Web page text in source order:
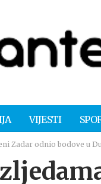
VIJESTI
Zadar odnio bodove u